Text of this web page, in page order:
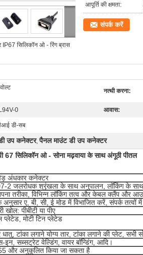
सिलिकॉन ओ - रिंग ब्रास
आपूर्ति की क्षमता:
संपर्क करें
नत्थी करना:
0 आवास:
डी-सब
उप कनेक्टर,पैनल माउंट डी उप कनेक्टर
67 सिलिकॉन ओ - सोना मढ़वाया के साथ अंगूठी पीतल
अंधकार कनेक्टर
2 जलरोधक श्रृंखला के साथ अनुपालन, लॉकिंग के
तरीका, विभिन्न लॉकिंग तत्व और केबल क्लैंप और
ए, बी, सी, ई मोड में विभाजित करें, संपर्क तत्वों
खोल: पीबीटी या पीए
मोटी टिन प्लेटेड
धातु, टांका लगाने योग्य तार, टांका लगाने की प्लेट, सभी
इन, सब्सट्रेट वेल्डिंग, वायर बॉन्डिंग, आदि।
और अनुकूलित किया जा सकता है